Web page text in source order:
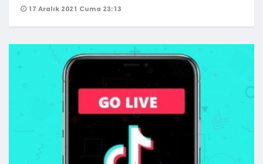
17 Aralık 2021 Cuma 23:13